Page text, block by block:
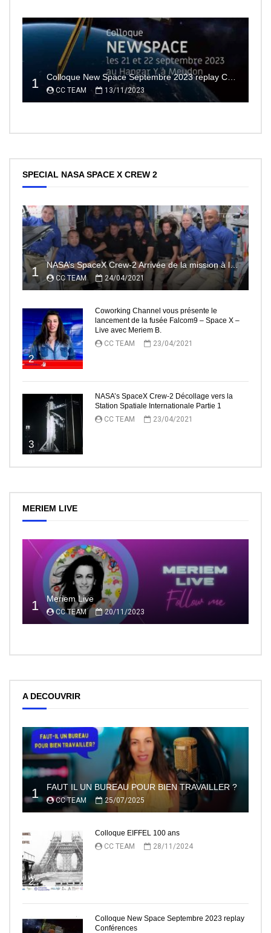
1 CC TEAM 13/11/2023
SPECIAL NASA SPACE X CREW 2
1 NASA’s SpaceX Crew-2 Arrivée de la mission à la Station Spatiale Internationale Partie2
CC TEAM 24/04/2021
2
Coworking Channel vous présente le
lancement de la fusée Falcom9 – Space X –
Live avec Meriem B.
CC TEAM
23/04/2021
3
NASA’s SpaceX Crew-2 Décollage vers la
Station Spatiale Internationale Partie 1
CC TEAM
23/04/2021
MERIEM LIVE
1 Meriem Live
CC TEAM 20/11/2023
A DECOUVRIR
1 FAUT IL UN BUREAU POUR BIEN TRAVAILLER ?
CC TEAM 25/07/2025
2
Colloque EIFFEL 100 ans
CC TEAM
28/11/2024
Colloque New Space Septembre 2023 replay
Conférences